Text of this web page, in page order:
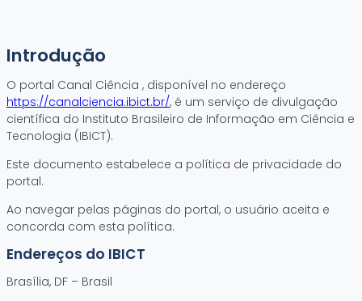
Introdução
O portal Canal Ciência , disponível no endereço
https://canalciencia.ibict.br/, é um serviço de divulgação
científica do Instituto Brasileiro de Informação em Ciência e
Tecnologia (IBICT).
Este documento estabelece a política de privacidade do
portal.
Ao navegar pelas páginas do portal, o usuário aceita e
concorda com esta política.
Endereços do IBICT
Brasília, DF – Brasil